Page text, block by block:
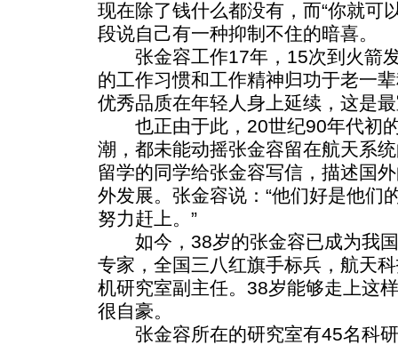
现在除了钱什么都没有，而“你就可
段说自己有一种抑制不住的暗喜。
张金容工作17年，15次到火箭发
的工作习惯和工作精神归功于老一
优秀品质在年轻人身上延续，这是
也正由于此，20世纪90年代初的
潮，都未能动摇张金容留在航天系
留学的同学给张金容写信，描述国
外发展。张金容说：“他们好是他们
努力赶上。”
如今，38岁的张金容已成为我国
专家，全国三八红旗手标兵，航天
机研究室副主任。38岁能够走上这
很自豪。
张金容所在的研究室有45名科研